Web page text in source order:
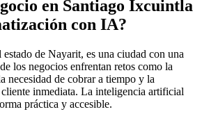
en Santiago Ixcuintla
con IA?
de Nayarit, es una ciudad con una
los negocios enfrentan retos como la
necesidad de cobrar a tiempo y la
inmediata. La inteligencia artificial
práctica y accesible.